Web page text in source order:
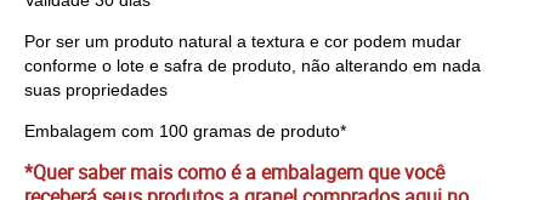
Por ser um produto natural a textura e cor podem mudar
conforme o lote e safra de produto, não alterando em nada
suas propriedades
Embalagem com 100 gramas de produto*
*Quer saber mais como é a embalagem que você